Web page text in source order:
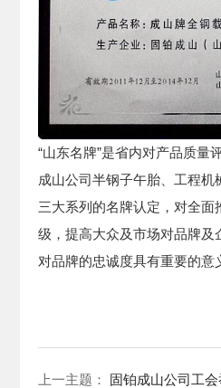
“山东名牌”是省内对产品质量
成山公司半钢子午胎、工程
三大系列的名牌认定，对全面
级，提高大众及市场对品牌及
对品牌的忠诚度具有重要的意
上一主题： 固铂成山公司工会